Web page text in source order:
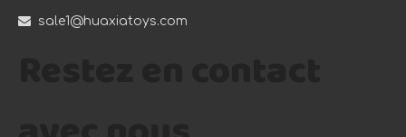
 sale1@huaxiatoys.com